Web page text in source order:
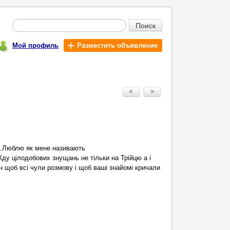
Поиск
Мой профиль Разместить объявление
як мене називають
цілодобових знущань не тільки на Трійцю а і
всі чули розмову і щоб ваші знайомі кричали